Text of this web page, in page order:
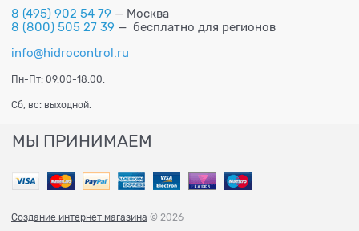
8 (495) 902 54 79 — Москва
8 (800) 505 27 39 — бесплатно для регионов
info@hidrocontrol.ru
Пн-Пт: 09.00-18.00.
Сб, вс: выходной.
МЫ ПРИНИМАЕМ
Создание интернет магазина © 2026